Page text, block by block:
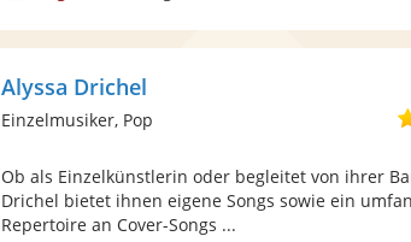
Alyssa Drichel
Einzelmusiker, Pop
Ob als Einzelkünstlerin oder begleitet von ihrer
Drichel bietet ihnen eigene Songs sowie ein
Repertoire an Cover-Songs ...